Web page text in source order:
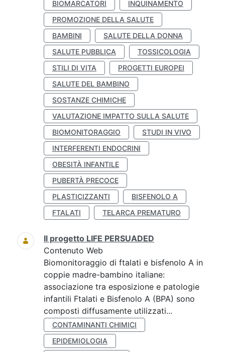
BIOMARCATORI
INQUINAMENTO
PROMOZIONE DELLA SALUTE
BAMBINI
SALUTE DELLA DONNA
SALUTE PUBBLICA
TOSSICOLOGIA
STILI DI VITA
PROGETTI EUROPEI
SALUTE DEL BAMBINO
SOSTANZE CHIMICHE
VALUTAZIONE IMPATTO SULLA SALUTE
BIOMONITORAGGIO
STUDI IN VIVO
INTERFERENTI ENDOCRINI
OBESITÀ INFANTILE
PUBERTÀ PRECOCE
PLASTICIZZANTI
BISFENOLO A
FTALATI
TELARCA PREMATURO
Il progetto LIFE PERSUADED
Contenuto Web
Biomonitoraggio di ftalati e bisfenolo A in
coppie madre-bambino italiane:
associazione tra esposizione e patologie
infantili Ftalati e Bisfenolo A (BPA) sono
composti diffusamente utilizzati...
CONTAMINANTI CHIMICI
EPIDEMIOLOGIA